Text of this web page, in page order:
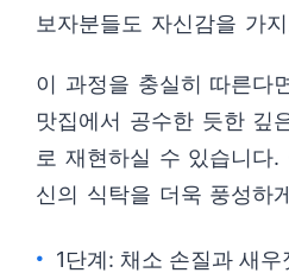
보자분들도 자신감을 가
이 과정을 충실히 따른다
맛집에서 공수한 듯한 깊
로 재현하실 수 있습니다
신의 식탁을 더욱 풍성하
1단계: 채소 손질과 새